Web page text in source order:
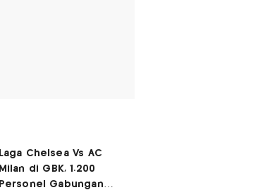
Laga Chelsea Vs AC
Milan di GBK, 1.200
Personel Gabungan